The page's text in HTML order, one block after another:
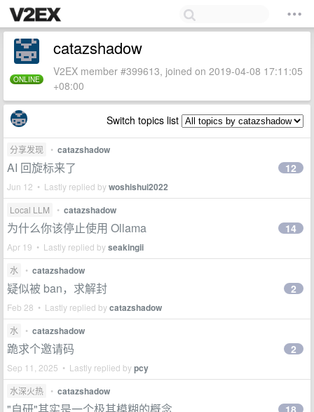
ONLINE
catazshadow
V2EX member #399613, joined on 2019-04-08 17:11:05
+08:00
Switch topics list
分享发现 • catazshadow
AI 回旋标来了
Jun 12 • Lastly replied bywoshishui2022
12
Local LLM • catazshadow
为什么你该停止使用 Ollama
Apr 19 • Lastly replied byseakingii
14
水 • catazshadow
疑似被 ban，求解封
Feb 28 • Lastly replied bycatazshadow
2
水 • catazshadow
跪求个邀请码
Sep 11, 2025 • Lastly replied bypcy
2
水深火热 • catazshadow
18